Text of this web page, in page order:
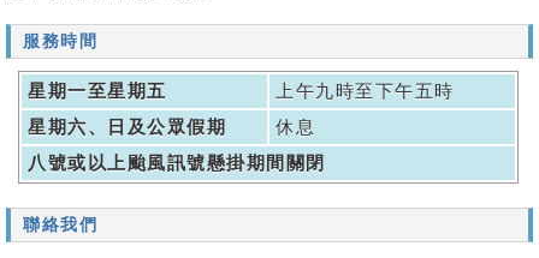
服務時間
星期一至星期五
上午九時至下午五時
星期六、日及公眾假期
休息
八號或以上颱風訊號懸掛期間關閉
聯絡我們